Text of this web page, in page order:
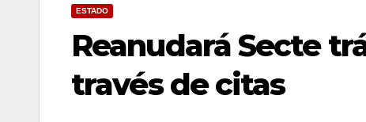
ESTADO
Reanudará Secte
través de citas